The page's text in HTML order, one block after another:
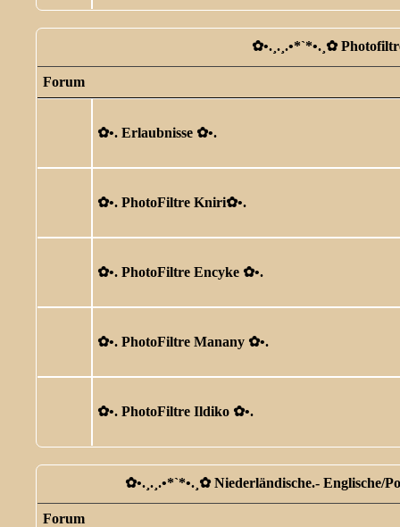
✿ •.¸.¸.•*`*•.¸✿
Forum
✿ •. Erlaubnisse ✿ •.
✿ •. PhotoFiltre Kniri✿ •.
✿ •. PhotoFiltre Encyke ✿ •.
✿ •. PhotoFiltre Manany ✿ •.
✿ •. PhotoFiltre Ildiko ✿ •.
✿ •.¸.¸.•*`*•.¸✿ Niederländische.- Englische/
Forum